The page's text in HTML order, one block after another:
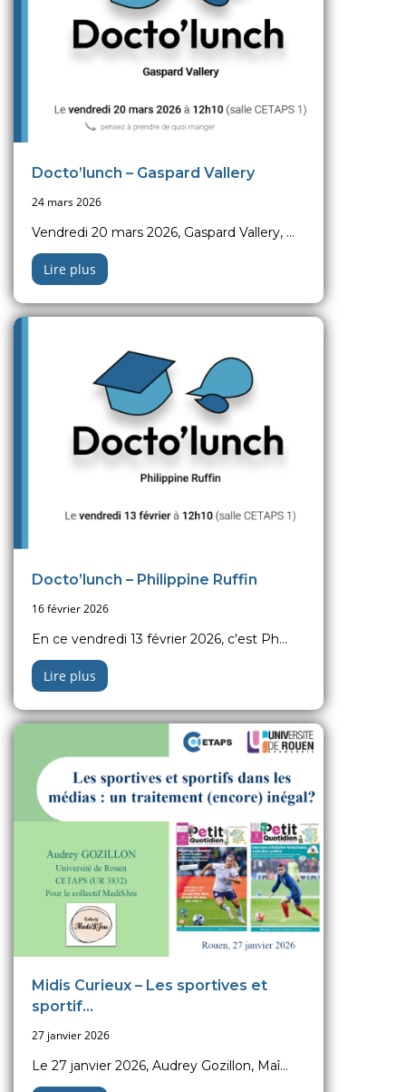
Docto’lunch – Gaspard Vallery
24 mars 2026
Vendredi 20 mars 2026, Gaspard Vallery, ...
Lire plus
Docto’lunch – Philippine Ruffin
16 février 2026
En ce vendredi 13 février 2026, c'est Ph...
Lire plus
Midis Curieux – Les sportives et
sportif...
27 janvier 2026
Le 27 janvier 2026, Audrey Gozillon, Maî...